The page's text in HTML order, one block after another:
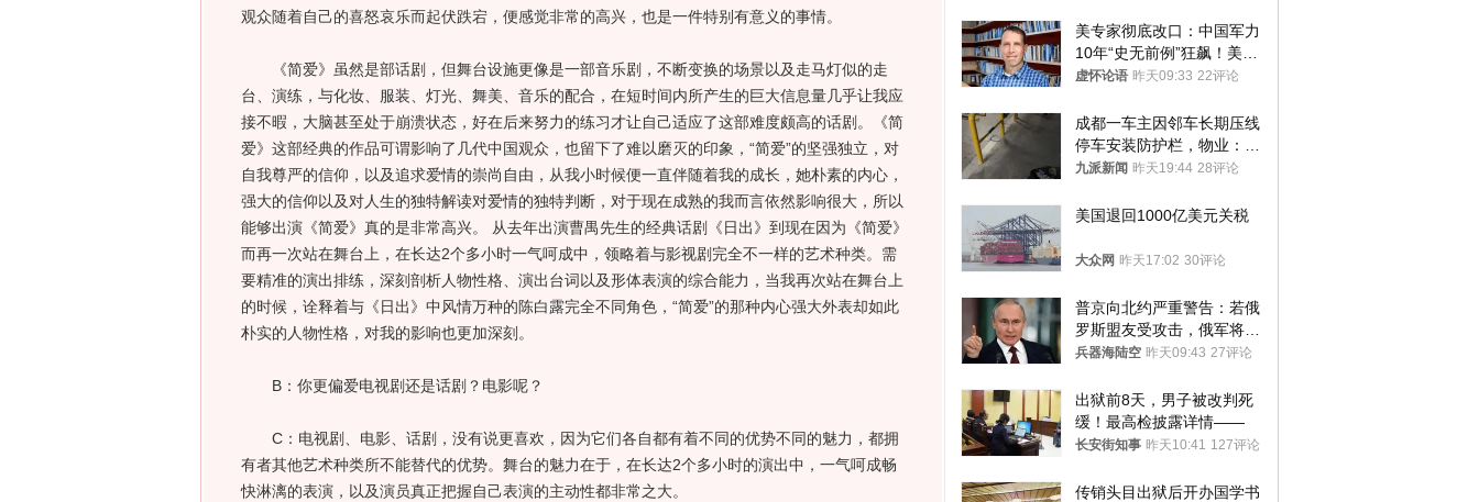
观众随着自己的喜怒哀乐而起伏跌宕，便感觉非常的高兴，也是一件特别有意义的事情。
《简爱》虽然是部话剧，但舞台设施更像是一部音乐剧，不断变换的场景以及走马灯似的走
台、演练，与化妆、服装、灯光、舞美、音乐的配合，在短时间内所产生的巨大信息量几乎让我应
接不暇，大脑甚至处于崩溃状态，好在后来努力的练习才让自己适应了这部难度颇高的话剧。《简
爱》这部经典的作品可谓影响了几代中国观众，也留下了难以磨灭的印象，“简爱”的坚强独立，对
自我尊严的信仰，以及追求爱情的崇尚自由，从我小时候便一直伴随着我的成长，她朴素的内心，
强大的信仰以及对人生的独特解读对爱情的独特判断，对于现在成熟的我而言依然影响很大，所以
能够出演《简爱》真的是非常高兴。 从去年出演曹禺先生的经典话剧《日出》到现在因为《简爱》
而再一次站在舞台上，在长达2个多小时一气呵成中，领略着与影视剧完全不一样的艺术种类。需
要精准的演出排练，深刻剖析人物性格、演出台词以及形体表演的综合能力，当我再次站在舞台上
的时候，诠释着与《日出》中风情万种的陈白露完全不同角色，“简爱”的那种内心强大外表却如此
朴实的人物性格，对我的影响也更加深刻。
B：你更偏爱电视剧还是话剧？电影呢？
C：电视剧、电影、话剧，没有说更喜欢，因为它们各自都有着不同的优势不同的魅力，都拥
有者其他艺术种类所不能替代的优势。舞台的魅力在于，在长达2个多小时的演出中，一气呵成畅
快淋漓的表演，以及演员真正把握自己表演的主动性都非常之大。
美专家彻底改口：中国军力
10年“史无前例”狂飙！美军
真慌了
虚怀论语 昨天09:33 22评论
成都一车主因邻车长期压线
停车安装防护栏，物业：不
建议装护栏，也会影响自身
九派新闻 昨天19:44 28评论
美国退回1000亿美元关税
大众网 昨天17:02 30评论
普京向北约严重警告：若俄
罗斯盟友受攻击，俄军将动
用核武器保护
兵器海陆空 昨天09:43 27评论
出狱前8天，男子被改判死
缓！最高检披露详情——
长安街知事 昨天10:41 127评论
传销头目出狱后开办国学书